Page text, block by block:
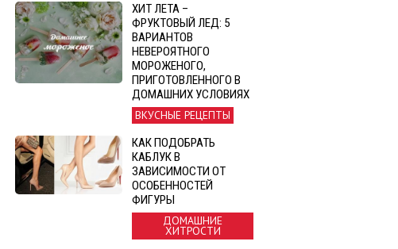
ХИТ ЛЕТА –
ФРУКТОВЫЙ ЛЕД: 5
ВАРИАНТОВ
НЕВЕРОЯТНОГО
МОРОЖЕНОГО,
ПРИГОТОВЛЕННОГО В
ДОМАШНИХ УСЛОВИЯХ
ВКУСНЫЕ РЕЦЕПТЫ
КАК ПОДОБРАТЬ
КАБЛУК В
ЗАВИСИМОСТИ ОТ
ОСОБЕННОСТЕЙ
ФИГУРЫ
ДОМАШНИЕ
ХИТРОСТИ